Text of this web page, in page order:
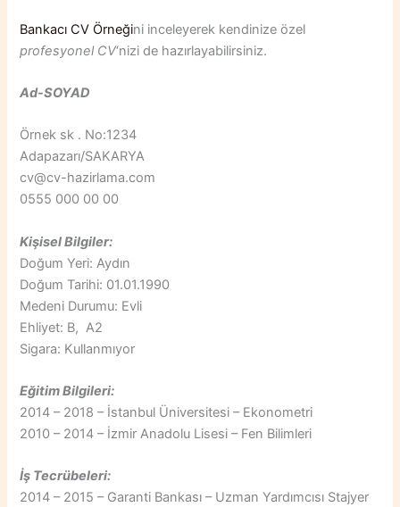
Bankacı CV Örneğini inceleyerek kendinize özel
profesyonel CV‘nizi de hazırlayabilirsiniz.
Ad-SOYAD
Örnek sk . No:1234
Adapazarı/SAKARYA
cv@cv-hazirlama.com
0555 000 00 00
Kişisel Bilgiler:
Doğum Yeri: Aydın
Doğum Tarihi: 01.01.1990
Medeni Durumu: Evli
Ehliyet: B, A2
Sigara: Kullanmıyor
Eğitim Bilgileri:
2014 – 2018 – İstanbul Üniversitesi – Ekonometri
2010 – 2014 – İzmir Anadolu Lisesi – Fen Bilimleri
İş Tecrübeleri:
2014 – 2015 – Garanti Bankası – Uzman Yardımcısı Stajyer